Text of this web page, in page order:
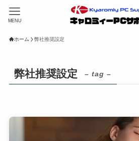
MENU
ホーム 弊社推奨設定
弊社推奨設定 – tag –